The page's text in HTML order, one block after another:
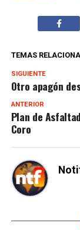
TEMAS
SIGUIENTE
Otro apagón
ANTERIOR
Plan de
Coro